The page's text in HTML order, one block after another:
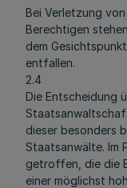
Bei Verletzung
Berechtigen
dem
entfallen.
2.4
Die Entscheidung
dieser besonders
Staatsanwälte. Im
getroffen, die die
einer möglichst